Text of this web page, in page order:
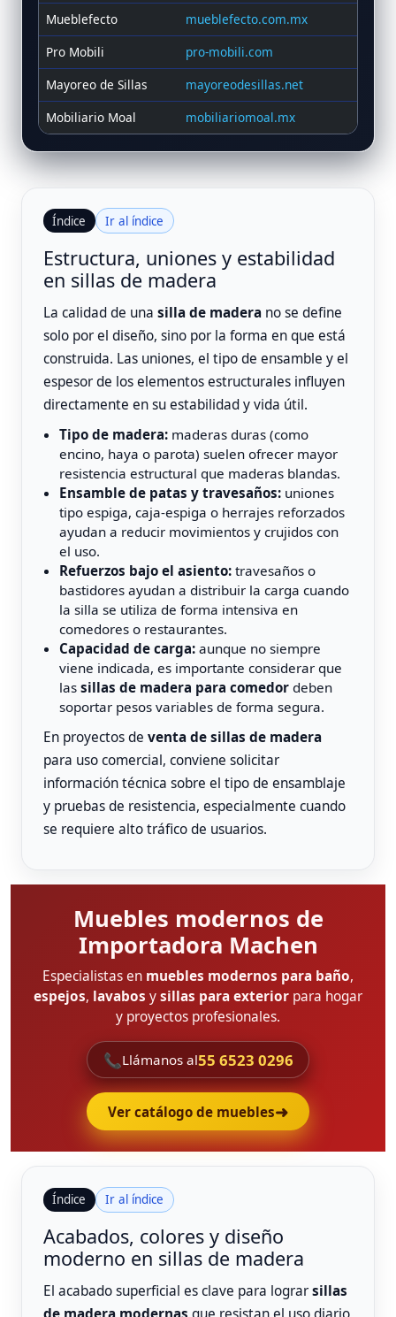
Mueblefecto
mueblefecto.com.mx
Pro Mobili
pro-mobili.com
Mayoreo de Sillas
mayoreodesillas.net
Mobiliario Moal
mobiliariomoal.mx
Índice Ir al índice
Estructura, uniones y estabilidad
en sillas de madera
La calidad de una silla de madera no se define
solo por el diseño, sino por la forma en que está
construida. Las uniones, el tipo de ensamble y el
espesor de los elementos estructurales influyen
directamente en su estabilidad y vida útil.
Tipo de madera:maderas duras (como
encino, haya o parota) suelen ofrecer mayor
resistencia estructural que maderas blandas.
Ensamble de patas y travesaños:uniones
tipo espiga, caja-espiga o herrajes reforzados
ayudan a reducir movimientos y crujidos con
el uso.
Refuerzos bajo el asiento:travesaños o
bastidores ayudan a distribuir la carga cuando
la silla se utiliza de forma intensiva en
comedores o restaurantes.
Capacidad de carga:aunque no siempre
viene indicada, es importante considerar que
las sillas de madera para comedordeben
soportar pesos variables de forma segura.
En proyectos de venta de sillas de madera
para uso comercial, conviene solicitar
información técnica sobre el tipo de ensamblaje
y pruebas de resistencia, especialmente cuando
se requiere alto tráfico de usuarios.
Muebles modernos de
Importadora Machen
Especialistas en muebles modernos para baño,
espejos, lavabos ysillas para exterior para hogar
y proyectos profesionales.
📞Llámanos al55 6523 0296
Ver catálogo de muebles➜
Índice Ir al índice
Acabados, colores y diseño
moderno en sillas de madera
El acabado superficial es clave para lograrsillas